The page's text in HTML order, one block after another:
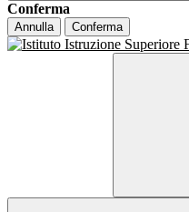
Conferma
Annulla Conferma